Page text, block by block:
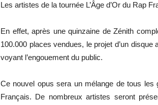
Les artistes de la tournée L’Âge d’Or du Rap
En effet, après une quinzaine de Zénith
100.000 places vendues, le projet d’un
voyant l’engouement du public.
Ce nouvel opus sera un mélange de tous les
Français. De nombreux artistes seront